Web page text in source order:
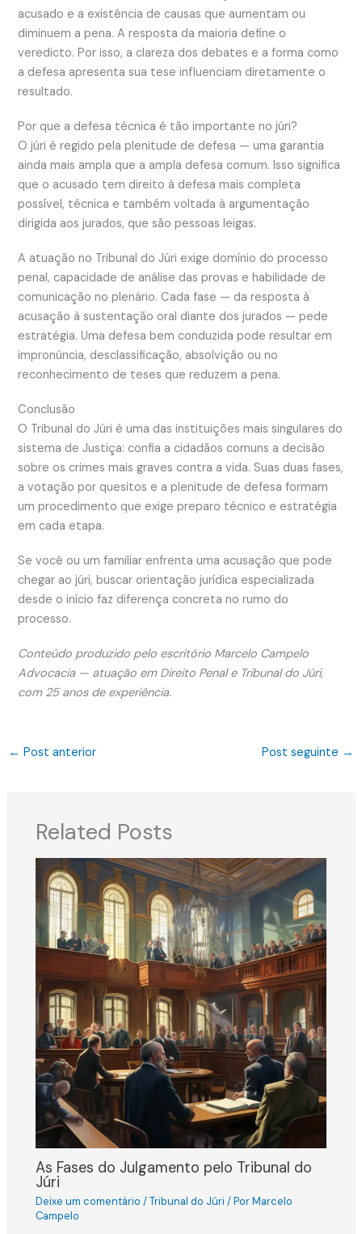
acusado e a existência de causas que aumentam ou
diminuem a pena. A resposta da maioria define o
veredicto. Por isso, a clareza dos debates e a forma como
a defesa apresenta sua tese influenciam diretamente o
resultado.
Por que a defesa técnica é tão importante no júri?
O júri é regido pela plenitude de defesa — uma garantia
ainda mais ampla que a ampla defesa comum. Isso significa
que o acusado tem direito à defesa mais completa
possível, técnica e também voltada à argumentação
dirigida aos jurados, que são pessoas leigas.
A atuação no Tribunal do Júri exige domínio do processo
penal, capacidade de análise das provas e habilidade de
comunicação no plenário. Cada fase — da resposta à
acusação à sustentação oral diante dos jurados — pede
estratégia. Uma defesa bem conduzida pode resultar em
impronúncia, desclassificação, absolvição ou no
reconhecimento de teses que reduzem a pena.
Conclusão
O Tribunal do Júri é uma das instituições mais singulares do
sistema de Justiça: confia a cidadãos comuns a decisão
sobre os crimes mais graves contra a vida. Suas duas fases,
a votação por quesitos e a plenitude de defesa formam
um procedimento que exige preparo técnico e estratégia
em cada etapa.
Se você ou um familiar enfrenta uma acusação que pode
chegar ao júri, buscar orientação jurídica especializada
desde o início faz diferença concreta no rumo do
processo.
Conteúdo produzido pelo escritório Marcelo Campelo
Advocacia — atuação em Direito Penal e Tribunal do Júri,
com 25 anos de experiência.
← Post anterior Post seguinte →
Related Posts
As Fases do Julgamento pelo Tribunal do
Júri
Deixe um comentário /Tribunal do Júri / PorMarcelo
Campelo